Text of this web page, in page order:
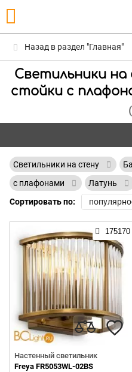
Назад в раздел "Главная"
Светильники на
стойки с
Светильники на стену
с плафонами
Латунь
Сортировать по:
175170
Настенный светильник
Freya FR5053WL-02BS